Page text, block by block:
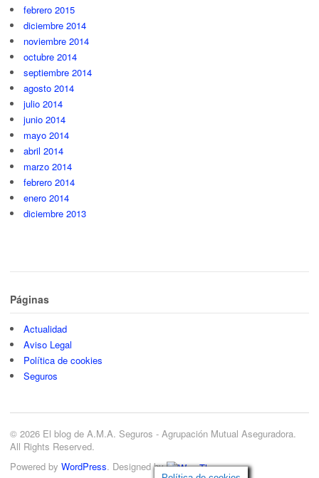
febrero 2015
diciembre 2014
noviembre 2014
octubre 2014
septiembre 2014
agosto 2014
julio 2014
junio 2014
mayo 2014
abril 2014
marzo 2014
febrero 2014
enero 2014
diciembre 2013
Páginas
Actualidad
Aviso Legal
Política de cookies
Seguros
© 2026 El blog de A.M.A. Seguros - Agrupación Mutual Aseguradora.
All Rights Reserved.
Powered by WordPress. Designed by